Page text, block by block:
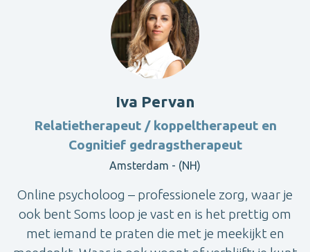
Iva Pervan
Relatietherapeut / koppeltherapeut en
Cognitief gedragstherapeut
Amsterdam - (NH)
Online psycholoog – professionele zorg, waar je
ook bent Soms loop je vast en is het prettig om
met iemand te praten die met je meekijkt en